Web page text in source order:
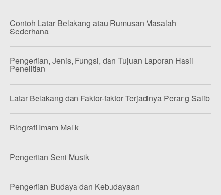
Contoh Latar Belakang atau Rumusan Masalah
Sederhana
Pengertian, Jenis, Fungsi, dan Tujuan Laporan Hasil
Penelitian
Latar Belakang dan Faktor-faktor Terjadinya Perang Salib
Biografi Imam Malik
Pengertian Seni Musik
Pengertian Budaya dan Kebudayaan